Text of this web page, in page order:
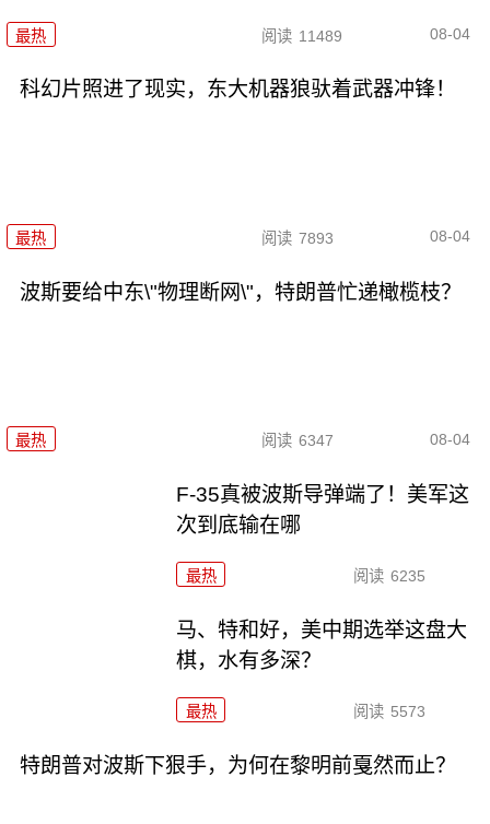
最热 阅读 11489 08-04
科幻片照进了现实，东大机器狼驮着武器冲锋！
最热 阅读 7893 08-04
波斯要给中东\"物理断网\"，特朗普忙递橄榄枝？
最热 阅读 6347 08-04
F-35真被波斯导弹端了！美军这
次到底输在哪
最热 阅读 6235
马、特和好，美中期选举这盘大
棋，水有多深？
最热 阅读 5573
特朗普对波斯下狠手，为何在黎明前戛然而止？